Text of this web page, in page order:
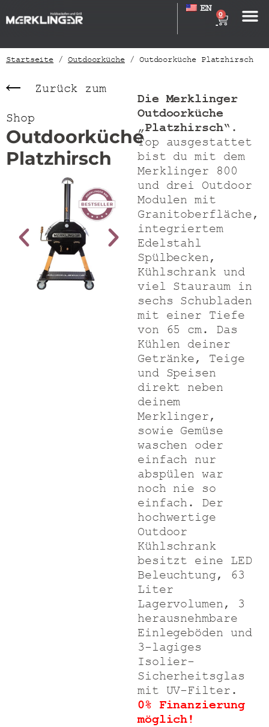
0
EN
Startseite / Outdoorküche / Outdoorküche Platzhirsch
Zurück zum
Shop
Outdoorküche
Platzhirsch
Die Merklinger
Outdoorküche
„Platzhirsch“.
Top ausgestattet
bist du mit dem
Merklinger 800
und drei Outdoor
Modulen mit
Granitoberfläche,
integriertem
Edelstahl
Spülbecken,
Kühlschrank und
viel Stauraum in
sechs Schubladen
mit einer Tiefe
von 65 cm. Das
Kühlen deiner
Getränke, Teige
und Speisen
direkt neben
deinem
Merklinger,
sowie Gemüse
waschen oder
einfach nur
abspülen war
noch nie so
einfach. Der
hochwertige
Outdoor
Kühlschrank
besitzt eine LED
Beleuchtung, 63
Liter
Lagervolumen, 3
herausnehmbare
Einlegeböden und
3-lagiges
Isolier-
Sicherheitsglas
mit UV-Filter .
0% Finanzierung
möglich!